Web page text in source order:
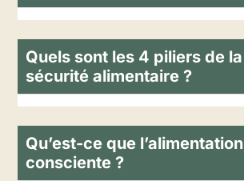
Quels sont les 4 piliers de la
sécurité alimentaire ?
Qu’est-ce que l’alimentation
consciente ?